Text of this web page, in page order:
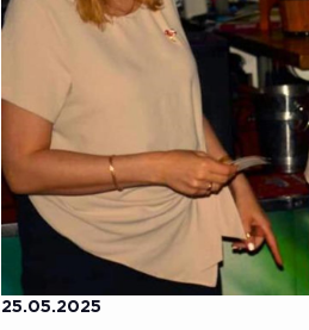
25.05.2025